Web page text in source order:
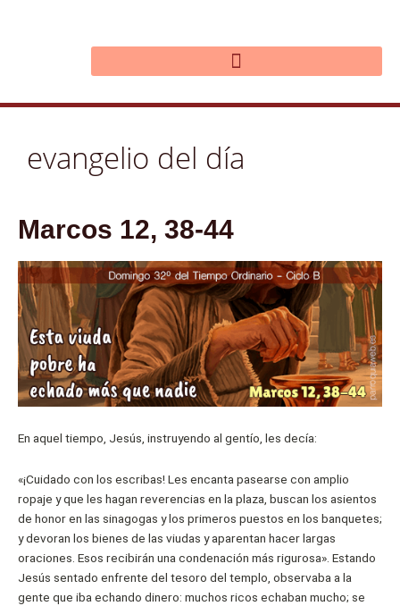
evangelio del día
Marcos 12, 38-44
En aquel tiempo, Jesús, instruyendo al gentío, les decía:
«¡Cuidado con los escribas! Les encanta pasearse con amplio
ropaje y que les hagan reverencias en la plaza, buscan los asientos
de honor en las sinagogas y los primeros puestos en los banquetes;
y devoran los bienes de las viudas y aparentan hacer largas
oraciones. Esos recibirán una condenación más rigurosa». Estando
Jesús sentado enfrente del tesoro del templo, observaba a la
gente que iba echando dinero: muchos ricos echaban mucho; se